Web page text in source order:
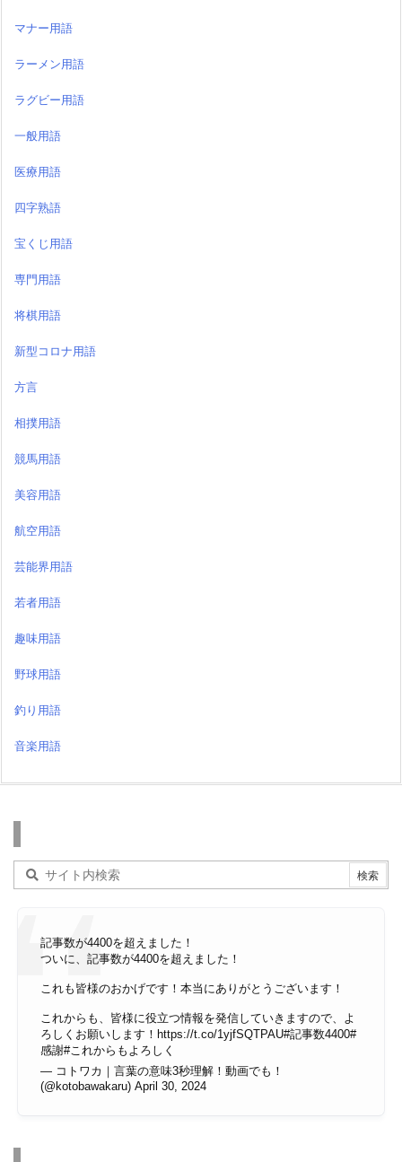
マナー用語
ラーメン用語
ラグビー用語
一般用語
医療用語
四字熟語
宝くじ用語
専門用語
将棋用語
新型コロナ用語
方言
相撲用語
競馬用語
美容用語
航空用語
芸能界用語
若者用語
趣味用語
野球用語
釣り用語
音楽用語
記事数が4400を超えました！
ついに、記事数が4400を超えました！
これも皆様のおかげです！本当にありがとうございます！
これからも、皆様に役立つ情報を発信していきますので、よ
ろしくお願いします！ https://t.co/1yjfSQTPAU#記事数4400#
感謝#これからもよろしく
— コトワカ｜言葉の意味3秒理解！動画でも！
(@kotobawakaru) April 30, 2024